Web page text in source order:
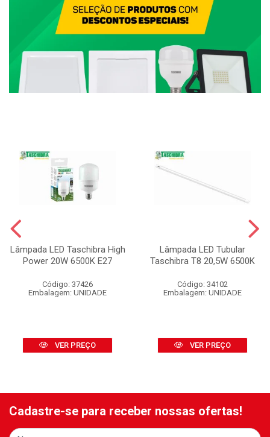
Lâmpada LED Taschibra High
Power 20W 6500K E27
Código: 37426
Embalagem: UNIDADE
VER PREÇO
Lâmpada LED Tubular
Taschibra T8 20,5W 6500K
Código: 34102
Embalagem: UNIDADE
VER PREÇO
Cadastre-se para receber nossas ofertas!